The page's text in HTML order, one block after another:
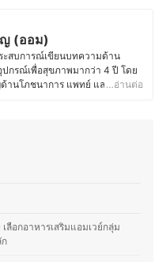
(ออม)
สบการณ์เขียนบทความด้าน
ปกรณ์เพื่อสุขภาพมากว่า 4 ปี โดย
านโภชนาการ แพทย์ และเภสัชกร
านสุขภาพของชาวญี่ปุ่น ไม่ว่าจะ
คุณออมสนุกกับการแบ่งปันข้อมูล
ารปรับไลฟ์สไตล์ให้เหมาะสมเป็น
งยั่งยืน คุณออมจึงมุ่งมั่นที่จะ
…อ่านต่อ
อกอาหารเสริมแอมเวย์กลุ่ม